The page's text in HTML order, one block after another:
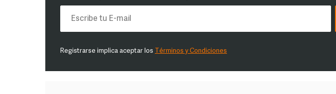
Registrarse implica aceptar los Términos y Condiciones